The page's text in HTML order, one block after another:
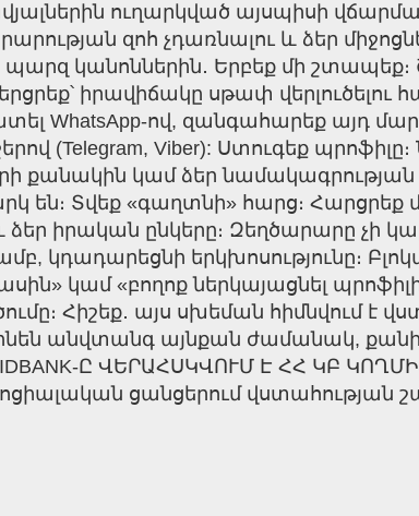
ուղարկված այսպիսի
զոհ չդառնալու և ձեր
կանոններին․ Երբեք մի
իրավիճակը սթափ
WhatsApp-ով, զանգահարեք այդ
(Telegram, Viber): Ստուգեք պրոֆիլը։
քանակին կամ ձեր նամակագրության
են։ Տվեք «գաղտնի» հարց։ Հարցրեք
իրական ընկերը։ Զեղծարարը չի
երկխոսությունը։
կամ «բողոք ներկայացնել
Հիշեք․ այս սխեման հիմնվում է
անվտանգ այնքան ժամանակ,
Ը ՎԵՐԱՀՍԿՎՈՒՄ Է ՀՀ ԿԲ
ցանցերում վստահության